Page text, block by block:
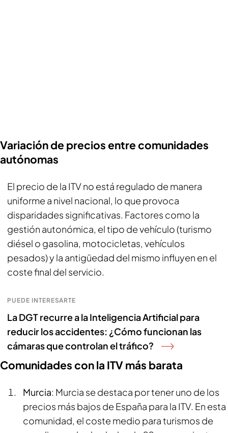
Variación de precios entre comunidades
autónomas
El precio de la ITV no está regulado de manera
uniforme a nivel nacional, lo que provoca
disparidades significativas. Factores como la
gestión autonómica, el tipo de vehículo (turismo
diésel o gasolina, motocicletas, vehículos
pesados) y la antigüedad del mismo influyen en el
coste final del servicio.
PUEDE INTERESARTE
La DGT recurre a la Inteligencia Artificial para
reducir los accidentes: ¿Cómo funcionan las
cámaras que controlan el tráfico?
Comunidades con la ITV más barata
Murcia: Murcia se destaca por tener uno de los
precios más bajos de España para la ITV. En esta
comunidad, el coste medio para turismos de